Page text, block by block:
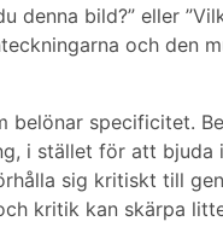
bild?” eller
och den
belönar specificitet.
i stället för att bjuda
sig kritiskt till
kritik kan skärpa